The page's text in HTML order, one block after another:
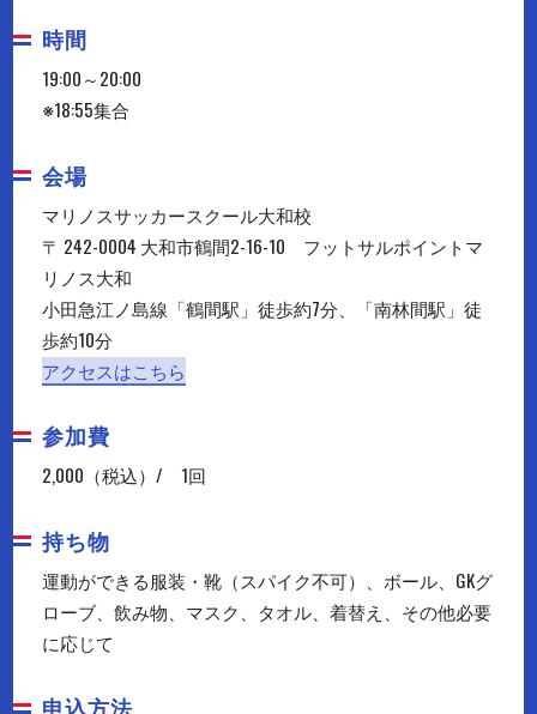
時間
19:00～20:00
※18:55集合
会場
マリノスサッカースクール大和校
〒 242-0004 大和市鶴間2-16-10 フットサルポイントマ
リノス大和
小田急江ノ島線「鶴間駅」徒歩約7分、「南林間駅」徒
歩約10分
アクセスはこちら
参加費
2,000（税込）/ 1回
持ち物
運動ができる服装・靴（スパイク不可）、ボール、GKグ
ローブ、飲み物、マスク、タオル、着替え、その他必要
に応じて
申込方法